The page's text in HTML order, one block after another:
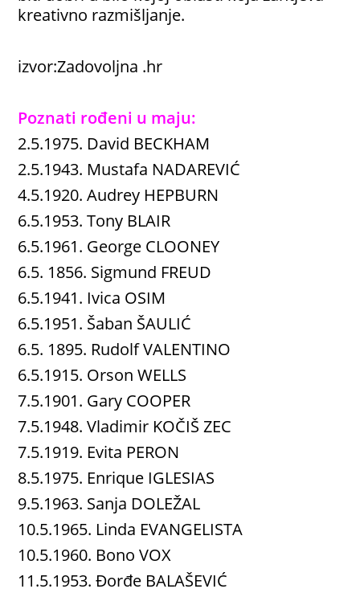
kreativno razmišljanje.
izvor:Zadovoljna .hr
Poznati rođeni u maju:
2.5.1975. David BECKHAM
2.5.1943. Mustafa NADAREVIĆ
4.5.1920. Audrey HEPBURN
6.5.1953. Tony BLAIR
6.5.1961. George CLOONEY
6.5. 1856. Sigmund FREUD
6.5.1941. Ivica OSIM
6.5.1951. Šaban ŠAULIĆ
6.5. 1895. Rudolf VALENTINO
6.5.1915. Orson WELLS
7.5.1901. Gary COOPER
7.5.1948. Vladimir KOČIŠ ZEC
7.5.1919. Evita PERON
8.5.1975. Enrique IGLESIAS
9.5.1963. Sanja DOLEŽAL
10.5.1965. Linda EVANGELISTA
10.5.1960. Bono VOX
11.5.1953. Đorđe BALAŠEVIĆ